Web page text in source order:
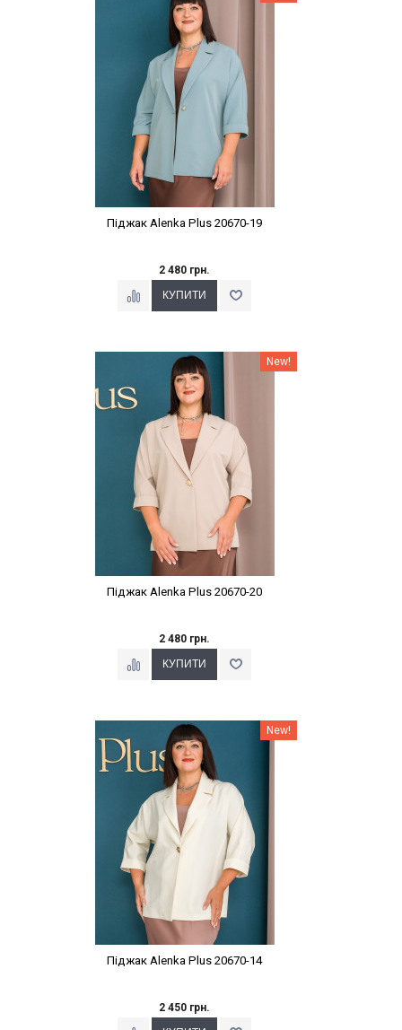
Піджак Alenka Plus 20670-19
2 480 грн.
Наклейки Варіант з % New!
Піджак Alenka Plus 20670-20
2 480 грн.
Наклейки Варіант з % New!
Піджак Alenka Plus 20670-14
2 450 грн.